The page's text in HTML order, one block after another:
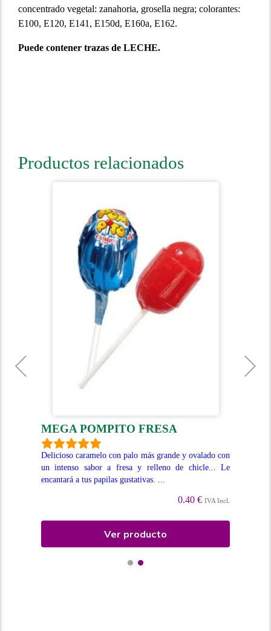
concentrado vegetal: zanahoria, grosella negra; colorantes:
E100, E120, E141, E150d, E160a, E162.
Puede contener trazas de LECHE.
Productos relacionados
MEGA POMPITO FRESA
Delicioso caramelo con palo más grande y ovalado con
un intenso sabor a fresa y relleno de chicle... Le
encantará a tus papilas gustativas. ...
0.40 € IVA Incl.
Ver producto